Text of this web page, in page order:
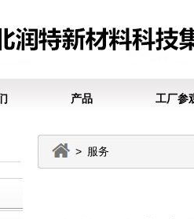
产品 工厂参
> 服务